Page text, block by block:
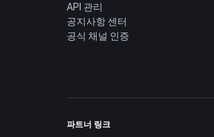
API 관리
공지사항 센터
공식 채널 인증
파트너 링크